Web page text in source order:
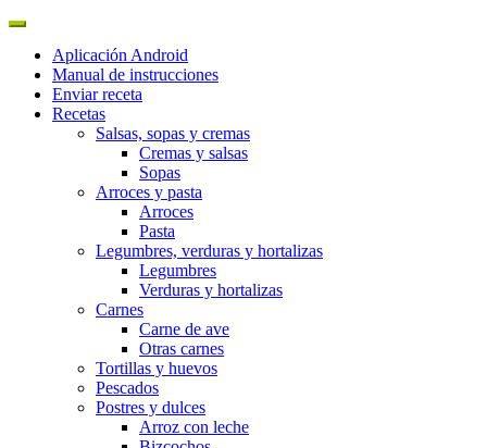
Aplicación Android
Manual de instrucciones
Enviar receta
Recetas
Salsas, sopas y cremas
Cremas y salsas
Sopas
Arroces y pasta
Arroces
Pasta
Legumbres, verduras y hortalizas
Legumbres
Verduras y hortalizas
Carnes
Carne de ave
Otras carnes
Tortillas y huevos
Pescados
Postres y dulces
Arroz con leche